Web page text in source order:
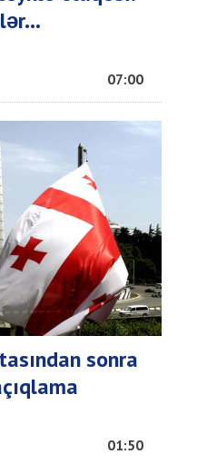
07:00
sonra
01:50